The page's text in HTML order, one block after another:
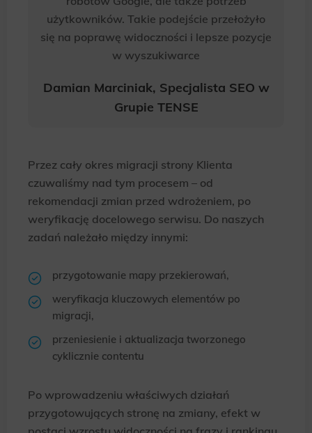
użytkowników. Takie podejście przełożyło
się na poprawę widoczności i lepsze pozycje
w wyszukiwarce
Damian Marciniak, Specjalista SEO w
Grupie TENSE
Przez cały okres migracji strony Klienta
czuwaliśmy nad tym procesem – od
rekomendacji zmian przed wdrożeniem, po
weryfikację docelowego serwisu. Do naszych
zadań należało między innymi:
przygotowanie mapy przekierowań,
weryfikacja kluczowych elementów po
migracji,
przeniesienie i aktualizacja tworzonego
cyklicznie contentu
Po wprowadzeniu właściwych działań
przygotowujących stronę na zmiany, efekt w